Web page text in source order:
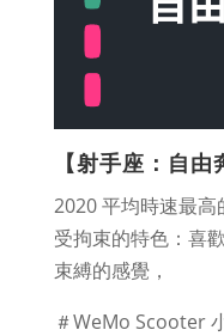
【射手座：自由
2020 平均時速最
受拘束的特色：喜
束縛的感覺，
＃WeMo Scooter